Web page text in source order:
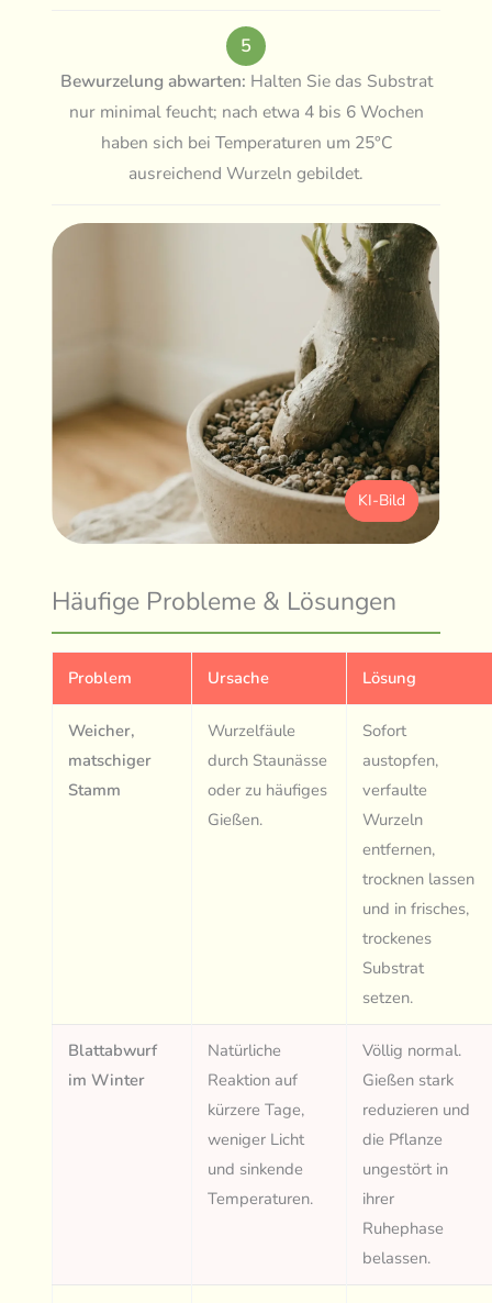
5
Bewurzelung abwarten: Halten Sie das Substrat
nur minimal feucht; nach etwa 4 bis 6 Wochen
haben sich bei Temperaturen um 25°C
ausreichend Wurzeln gebildet.
KI-Bild
Häufige Probleme & Lösungen
Problem Ursache Lösung
Weicher,
matschiger
Stamm
Wurzelfäule
durch Staunässe
oder zu häufiges
Gießen.
Sofort
austopfen,
verfaulte
Wurzeln
entfernen,
trocknen lassen
und in frisches,
trockenes
Substrat
setzen.
Blattabwurf
im Winter
Natürliche
Reaktion auf
kürzere Tage,
weniger Licht
und sinkende
Temperaturen.
Völlig normal.
Gießen stark
reduzieren und
die Pflanze
ungestört in
ihrer
Ruhephase
belassen.